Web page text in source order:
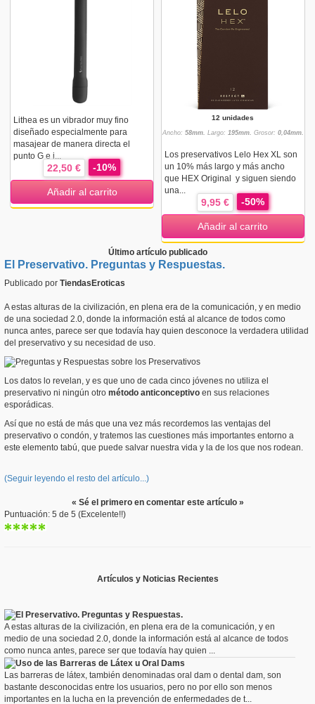
Lithea es un vibrador muy fino
diseñado especialmente para
masajear de manera directa el
punto G e i...
22,50 € -10%
Añadir al carrito
12 unidades
Ancho: 58mm. Largo: 195mm. Grosor: 0,04mm.
Los preservativos Lelo Hex XL son
un 10% más largo y más ancho
que HEX Original y siguen siendo
una...
9,95 € -50%
Añadir al carrito
Último artículo publicado
El Preservativo. Preguntas y Respuestas.
Publicado por TiendasEroticas
A estas alturas de la civilización, en plena era de la comunicación, y en medio
de una sociedad 2.0, donde la información está al alcance de todos como
nunca antes, parece ser que todavía hay quien desconoce la verdadera utilidad
del preservativo y su necesidad de uso.
Los datos lo revelan, y es que uno de cada cinco jóvenes no utiliza el
preservativo ni ningún otro método anticonceptivo en sus relaciones
esporádicas.
Así que no está de más que una vez más recordemos las ventajas del
preservativo o condón, y tratemos las cuestiones más importantes entorno a
este elemento tabú, que puede salvar nuestra vida y la de los que nos rodean.
(Seguir leyendo el resto del artículo...)
« Sé el primero en comentar este artículo »
Puntuación: 5 de 5 (Excelente!!)
Artículos y Noticias Recientes
El Preservativo. Preguntas y Respuestas.
A estas alturas de la civilización, en plena era de la comunicación, y en
medio de una sociedad 2.0, donde la información está al alcance de todos
como nunca antes, parece ser que todavía hay quien ...
Uso de las Barreras de Látex u Oral Dams
Las barreras de látex, también denominadas oral dam o dental dam, son
bastante desconocidas entre los usuarios, pero no por ello son menos
importantes en la lucha en la prevención de enfermedades de t...